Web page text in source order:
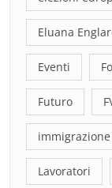
Eluana
Eventi
Futuro
immigrazione
Lavoratori